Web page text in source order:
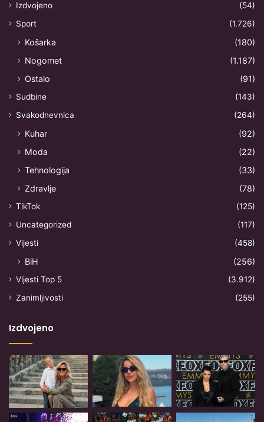
Izdvojeno
(54)
Sport
(1.726)
Košarka
(180)
Nogomet
(1.187)
Ostalo
(91)
Sudbine
(143)
Svakodnevnica
(264)
Kuhar
(92)
Moda
(22)
Tehnologija
(33)
Zdravlje
(78)
TikTok
(125)
Uncategorized
(117)
Vijesti
(458)
BiH (256)
Vijesti Top 5
(3.912)
Zanimljivosti
(255)
Izdvojeno